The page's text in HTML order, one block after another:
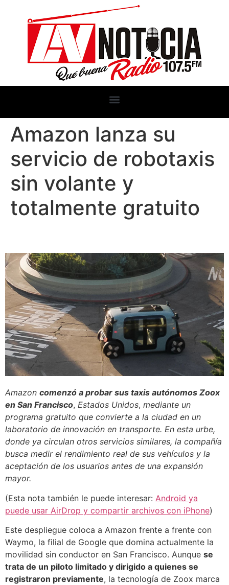
Amazon lanza su
servicio de robotaxis
sin volante y
totalmente gratuito
Amazon comenzó a probar sus taxis autónomos Zoox
en San Francisco, Estados Unidos, mediante un
programa gratuito que convierte a la ciudad en un
laboratorio de innovación en transporte. En esta urbe,
donde ya circulan otros servicios similares, la compañía
busca medir el rendimiento real de sus vehículos y la
aceptación de los usuarios antes de una expansión
mayor.
(Esta nota también le puede interesar: Android ya
puede usar AirDrop y compartir archivos con iPhone)
Este despliegue coloca a Amazon frente a frente con
Waymo, la filial de Google que domina actualmente la
movilidad sin conductor en San Francisco. Aunque se
trata de un piloto limitado y dirigido a quienes se
registraron previamente, la tecnología de Zoox marca